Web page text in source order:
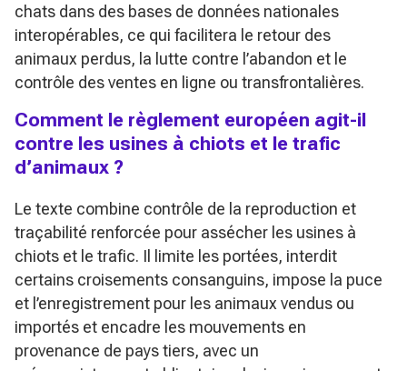
chats dans des bases de données nationales
interopérables, ce qui facilitera le retour des
animaux perdus, la lutte contre l’abandon et le
contrôle des ventes en ligne ou transfrontalières.
Comment le règlement européen agit-il
contre les usines à chiots et le trafic
d’animaux ?
Le texte combine contrôle de la reproduction et
traçabilité renforcée pour assécher les usines à
chiots et le trafic. Il limite les portées, interdit
certains croisements consanguins, impose la puce
et l’enregistrement pour les animaux vendus ou
importés et encadre les mouvements en
provenance de pays tiers, avec un